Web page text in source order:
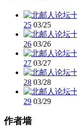
25 03/25
26 03/26
27 03/27
28 03/28
29 03/29
作者墙